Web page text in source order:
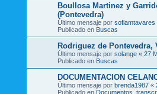
Boullosa Martinez y
(Pontevedra)
Último mensaje por sofiamtavares
Publicado en Buscas
Rodriguez de
Último mensaje por solange « 27
Publicado en Buscas
DOCUMENTACION
Último mensaje por brenda1987 «
Publicado en Documentos,